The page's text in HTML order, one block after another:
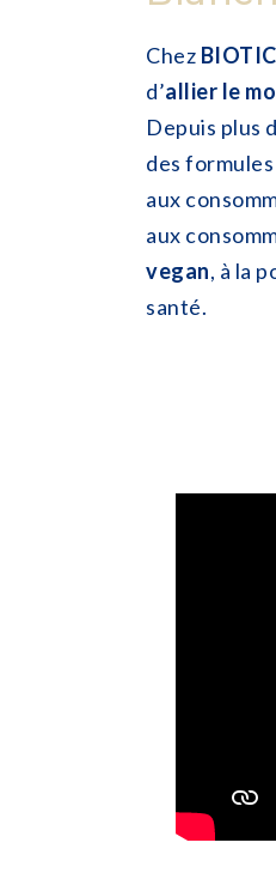
Chez
d’allier le
Depuis plus
des
aux
aux
vegan, à la
santé.